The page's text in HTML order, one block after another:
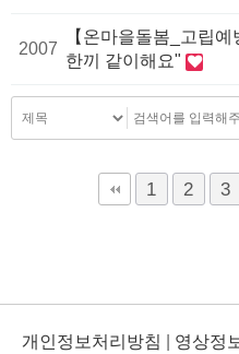
2007
【온마을돌봄_고립
한끼 같이해요"
1 2 3
개인정보처리방침 영상정